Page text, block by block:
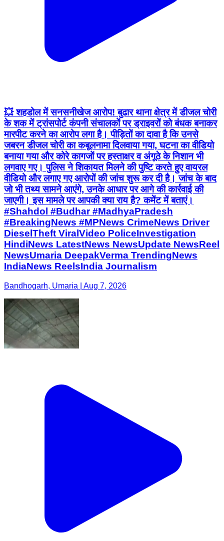
💥 शहडोल में सनसनीखेज आरोप! बुढार थाना क्षेत्र में डीजल चोरी
के शक में ट्रांसपोर्ट कंपनी संचालकों पर ड्राइवरों को बंधक बनाकर
मारपीट करने का आरोप लगा है। पीड़ितों का दावा है कि उनसे
जबरन डीजल चोरी का कबूलनामा दिलवाया गया, घटना का वीडियो
बनाया गया और कोरे कागजों पर हस्ताक्षर व अंगूठे के निशान भी
लगवाए गए। पुलिस ने शिकायत मिलने की पुष्टि करते हुए वायरल
वीडियो और लगाए गए आरोपों की जांच शुरू कर दी है। जांच के बाद
जो भी तथ्य सामने आएंगे, उनके आधार पर आगे की कार्रवाई की
जाएगी। इस मामले पर आपकी क्या राय है? कमेंट में बताएं।
#Shahdol #Budhar #MadhyaPradesh
#BreakingNews #MPNews CrimeNews Driver
DieselTheft ViralVideo PoliceInvestigation
HindiNews LatestNews NewsUpdate NewsReel
NewsUmaria DeepakVerma TrendingNews
IndiaNews ReelsIndia Journalism
Bandhogarh, Umaria | Aug 7, 2026